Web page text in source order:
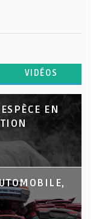
VIDÉOS
EN